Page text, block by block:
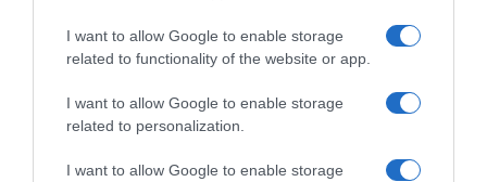
I want to allow Google to enable storage
related to functionality of the website or app.
I want to allow Google to enable storage
related to personalization.
I want to allow Google to enable storage
πολιτισμός που μας ενώνει κάθε μέρα.
ΌΣΑ ΧΡΕΙΆΖΕΣΑΙ
ΓΙΑ ΤΟ ΚΑΛΟΚΑΊΡΙ ΣΟΥ →